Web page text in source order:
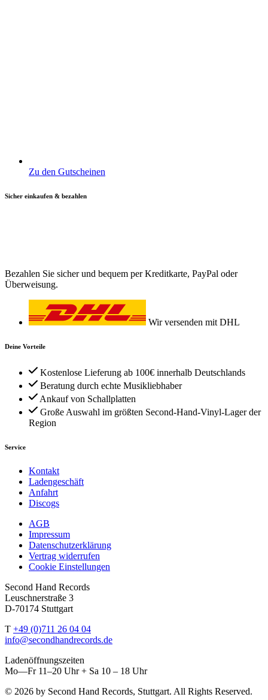
Zu den Gutscheinen
Sicher einkaufen & bezahlen
Bezahlen Sie sicher und bequem per Kreditkarte, PayPal oder
Überweisung.
Wir versenden mit DHL
Deine Vorteile
Kostenlose Lieferung ab 100€ innerhalb Deutschlands
Beratung durch echte Musikliebhaber
Ankauf von Schallplatten
Große Auswahl im größten Second-Hand-Vinyl-Lager der
Region
Service
Kontakt
Ladengeschäft
Anfahrt
Discogs
AGB
Impressum
Datenschutzerklärung
Vertrag widerrufen
Cookie Einstellungen
Second Hand Records
Leuschnerstraße 3
D-70174 Stuttgart
T +49 (0)711 26 04 04
info@secondhandrecords.de
Ladenöffnungszeiten
Mo—Fr 11–20 Uhr + Sa 10 – 18 Uhr
© 2026 by Second Hand Records, Stuttgart. All Rights Reserved.